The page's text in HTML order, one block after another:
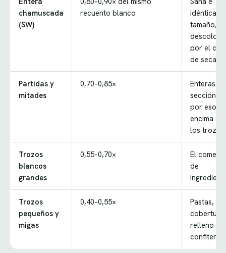
chamuscada
(SW)
recuento blanco
idéntica en
tamaño,
por el
de secado
Partidas y
mitades
0,70–0,85×
Enteras en
sección, y
por eso
encima de
los trozos
Trozos
blancos
grandes
0,55–0,70×
El
de
Trozos
pequeños y
migas
0,40–0,55×
Pastas,
relleno de
confitería